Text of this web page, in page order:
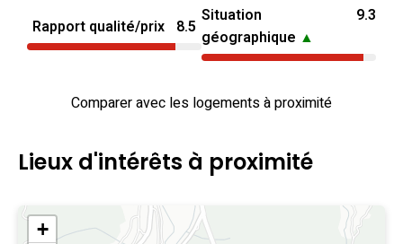
Rapport qualité/prix 8.5
Situation
géographique ▲
9.3
Comparer avec les logements à proximité
Lieux d'intérêts à proximité
+